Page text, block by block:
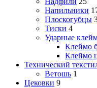
Напильники
Плоскогубцы
Тиски 4
Ударные
Клеймо
Клеймо
Технический
Ветошь 1
Цековки 9